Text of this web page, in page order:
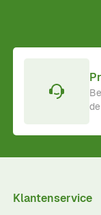
Klantenservice